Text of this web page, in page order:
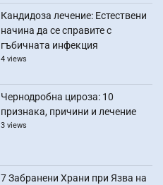
Кандидоза лечение: Естествени
начина да се справите с
гъбичната инфекция
4 views
Чернодробна цироза: 10
признака, причини и лечение
3 views
7 Забранени Храни при Язва на